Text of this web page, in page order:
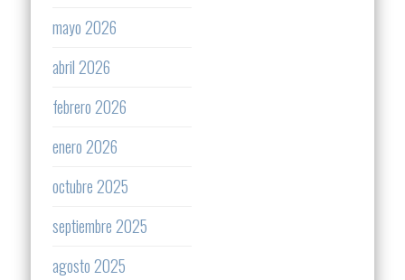
mayo 2026
abril 2026
febrero 2026
enero 2026
octubre 2025
septiembre 2025
agosto 2025